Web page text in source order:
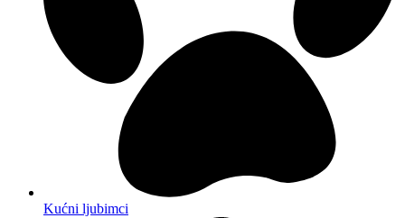
Kućni ljubimci